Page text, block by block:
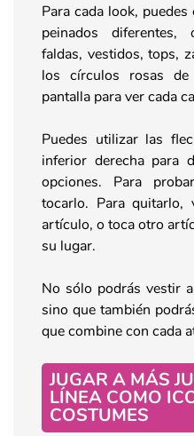
Para cada look,
peinados diferentes,
faldas, vestidos, tops,
los círculos rosas
pantalla para ver cada
Puedes utilizar las
inferior derecha para
opciones. Para
tocarlo. Para
artículo, o toca otro
su lugar.
No sólo podrás vestir
sino que también
que combine con cada
JUGAR A MÁS
LÍNEA COMO
COSTUMES